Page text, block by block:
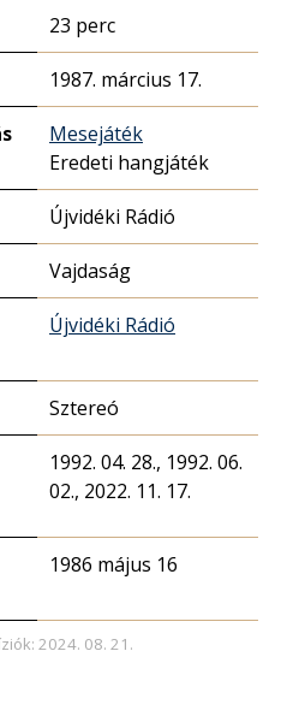
23 perc
1987. március 17.
Mesejáték
Eredeti hangjáték
Újvidéki Rádió
Vajdaság
Újvidéki Rádió
Sztereó
1992. 04. 28., 1992. 06.
02., 2022. 11. 17.
1986 május 16
2024. 08. 21.